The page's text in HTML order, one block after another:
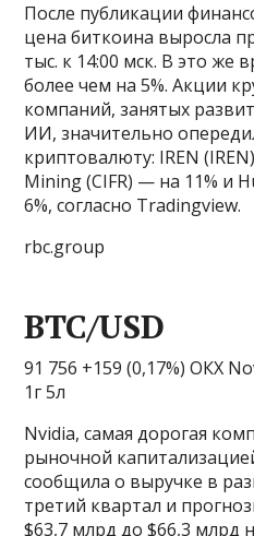
После публикации
цена биткоина выросла
тыс. к 14:00 мск. В это же
более чем на 5%. Акции
компаний, занятых
ИИ, значительно
криптовалюту: IREN
Mining (CIFR) — на 11% и
6%, согласно Tradingview.
rbc.group
BTC/USD
91 756 +159 (0,17%) ОКХ
1г 5л
Nvidia, самая дорогая
рыночной
сообщила о выручке в
третий квартал и
$63,7 млрд до $66,3 млрд